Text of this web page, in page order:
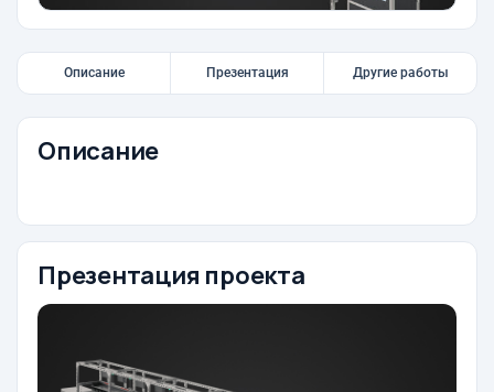
Описание Презентация Другие работы
Описание
Презентация проекта